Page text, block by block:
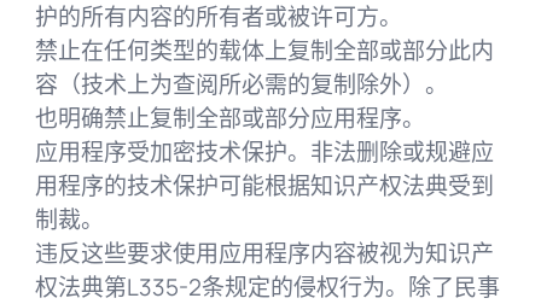
护的所有内容的所有者或被许可方。
禁止在任何类型的载体上复制全部或部分此内
容（技术上为查阅所必需的复制除外）。
也明确禁止复制全部或部分应用程序。
应用程序受加密技术保护。非法删除或规避应
用程序的技术保护可能根据知识产权法典受到
制裁。
违反这些要求使用应用程序内容被视为知识产
权法典第L335-2条规定的侵权行为。除了民事